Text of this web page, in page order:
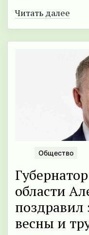
Читать далее
Общество
области
весны и